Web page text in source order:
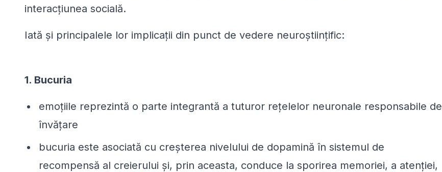
interacțiunea socială.
Iată și principalele lor implicații din punct de vedere neuroștiințific:
1. Bucuria
emoțiile reprezintă o parte integrantă a tuturor rețelelor neuronale responsabile de
învățare
bucuria este asociată cu creșterea nivelului de dopamină în sistemul de
recompensă al creierului și, prin aceasta, conduce la sporirea memoriei, a atenției,